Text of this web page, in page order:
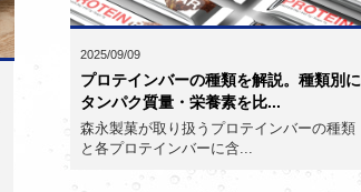
2025/09/09
プロテインバーの種類を解説。種類別に
タンパク質量・栄養素を比...
森永製菓が取り扱うプロテインバーの種類
と各プロテインバーに含...